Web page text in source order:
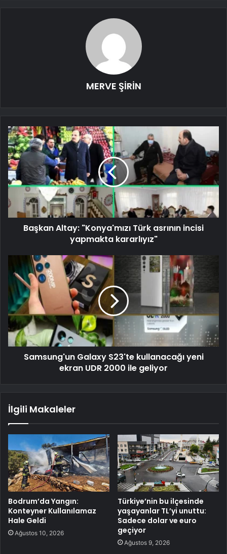
MERVE ŞİRİN
Başkan Altay: "Konya'mızı Türk asrının incisi
yapmakta kararlıyız"
Samsung'un Galaxy S23'te kullanacağı yeni
ekran UDR 2000 ile geliyor
İlgili Makaleler
Bodrum’da Yangın:
Konteyner Kullanılamaz
Hale Geldi
Ağustos 10, 2026
Türkiye’nin bu ilçesinde
yaşayanlar TL’yi unuttu:
Sadece dolar ve euro
geçiyor
Ağustos 9, 2026